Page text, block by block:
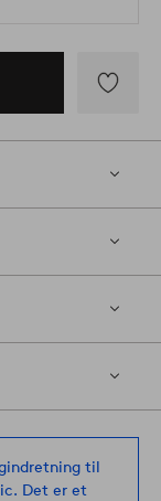
til
til
Det er et